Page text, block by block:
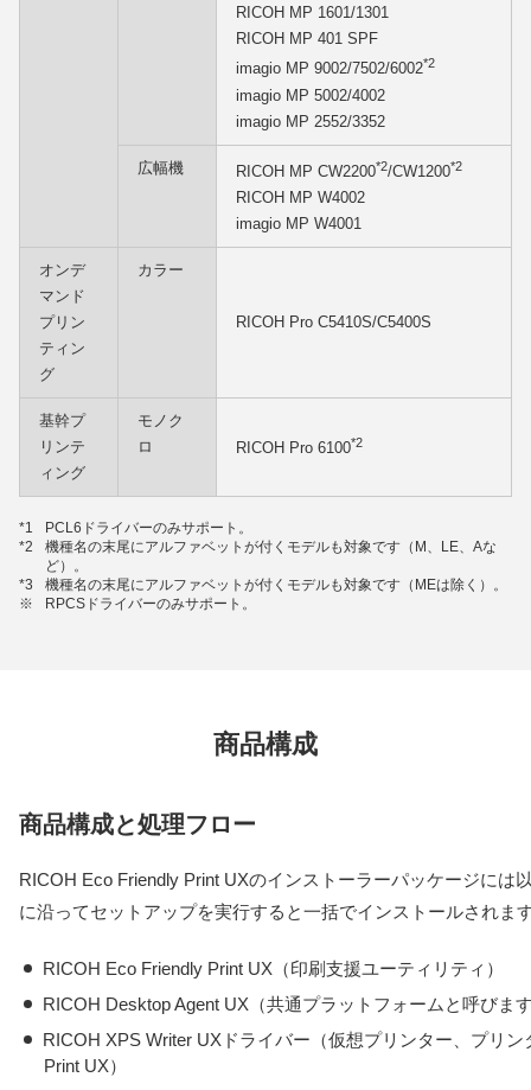
RICOH MP 1601/1301
RICOH MP 401 SPF
imagio MP 9002/7502/6002*2
imagio MP 5002/4002
imagio MP 2552/3352
広幅機 RICOH MP CW2200*2/CW1200*2
RICOH MP W4002
imagio MP W4001
オンデ
マンド
プリン
ティン
グ
カラー
RICOH Pro C5410S/C5400S
基幹プ
リンテ
ィング
モノク
ロ
RICOH Pro 6100*2
*1
PCL6ドライバーのみサポート。
*2
機種名の末尾にアルファベットが付くモデルも対象です（M、LE、Aな
ど）。
*3
機種名の末尾にアルファベットが付くモデルも対象です（MEは除く）。
※
RPCSドライバーのみサポート。
商品構成
商品構成と処理フロー
RICOH Eco Friendly Print UXのインストーラーパッケージには
に沿ってセットアップを実行すると一括でインストールされま
RICOH Eco Friendly Print UX（印刷支援ユーティリティ）
RICOH Desktop Agent UX（共通プラットフォームと呼びま
RICOH XPS Writer UXドライバー（仮想プリンター、プリ
Print UX）